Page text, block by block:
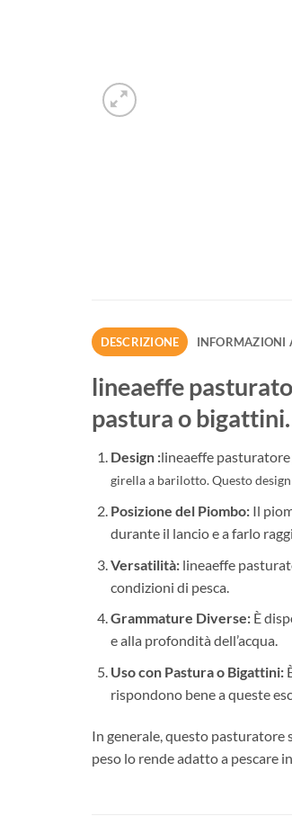
DESCRIZIONE INFORMAZIONI
lineaeffe
pastura o
Design :lineaeffe
girella a barilotto. Questo
Posizione del Piombo:Il
durante il lancio e a farlo
Versatilità: lineaeffe
condizioni di pesca.
Grammature Diverse:È
e alla profondità dell’acqua.
Uso con Pastura o Bigattini:
rispondono bene a queste
In generale, questo pasturatore
peso lo rende adatto a pescare